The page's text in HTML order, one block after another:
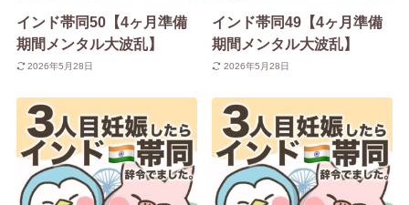
インド帯同50【4ヶ月準備
期間メンタル大波乱】
2026年5月28日
インド帯同49【4ヶ月準備
期間メンタル大波乱】
2026年5月28日